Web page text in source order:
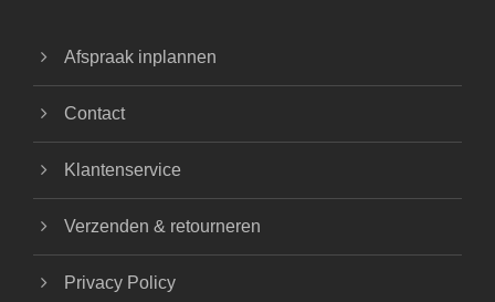
Afspraak inplannen
Contact
Klantenservice
Verzenden & retourneren
Privacy Policy